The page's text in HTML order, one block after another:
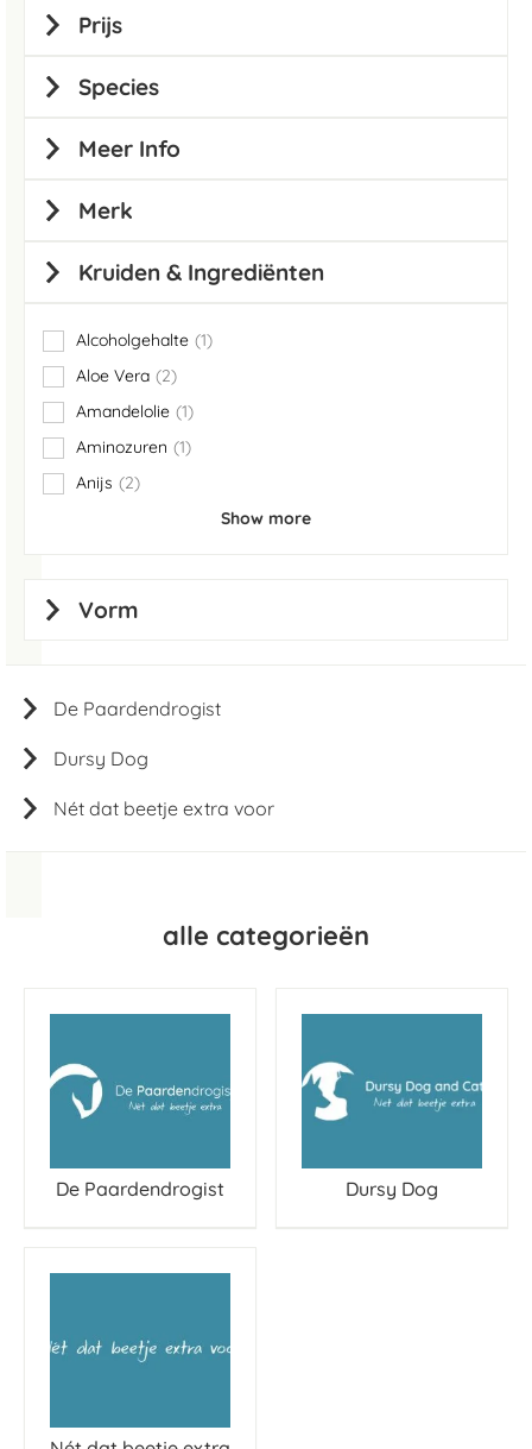
alle categorieën
De Paardendrogist Dursy Dog
De Paardendrogist
Dursy Dog
Nét dat beetje extra voor
Prijs
Species
Meer Info
Merk
Kruiden & Ingrediënten
Alcoholgehalte 1
item
Aloe Vera
2
items
Amandelolie 1
item
Aminozuren
1
item
Anijs
2
items
Show more
Vorm